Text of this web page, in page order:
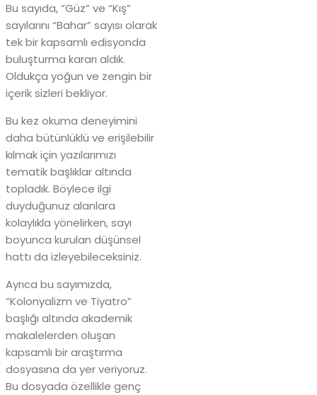
Bu sayıda, “Güz” ve “Kış”
sayılarını “Bahar” sayısı olarak
tek bir kapsamlı edisyonda
buluşturma kararı aldık.
Oldukça yoğun ve zengin bir
içerik sizleri bekliyor.
Bu kez okuma deneyimini
daha bütünlüklü ve erişilebilir
kılmak için yazılarımızı
tematik başlıklar altında
topladık. Böylece ilgi
duyduğunuz alanlara
kolaylıkla yönelirken, sayı
boyunca kurulan düşünsel
hattı da izleyebileceksiniz.
Ayrıca bu sayımızda,
“Kolonyalizm ve Tiyatro”
başlığı altında akademik
makalelerden oluşan
kapsamlı bir araştırma
dosyasına da yer veriyoruz.
Bu dosyada özellikle genç